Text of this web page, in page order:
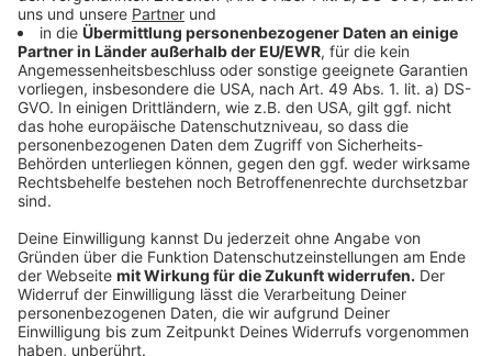
Die größte Herausforderung sieht die Architektin aber
darin, die Menschen von einem neuen Wohnkonzept zu
überzeugen.
Wieviel Wohnfläche brauche ich? Welche Räume nutze
ich wie?
Kann ich mein Schlafzimmer durch ein Klappbett in ein
Arbeitszimmer umfunktionieren? Können unsere Kinder
nicht auch im Hausflur spielen?
Das sind alles Fragen, die wir uns in Zukunft stellen
müssen, sagt die Expertin, um Wohnen
umweltfreundlich zu gestalten.